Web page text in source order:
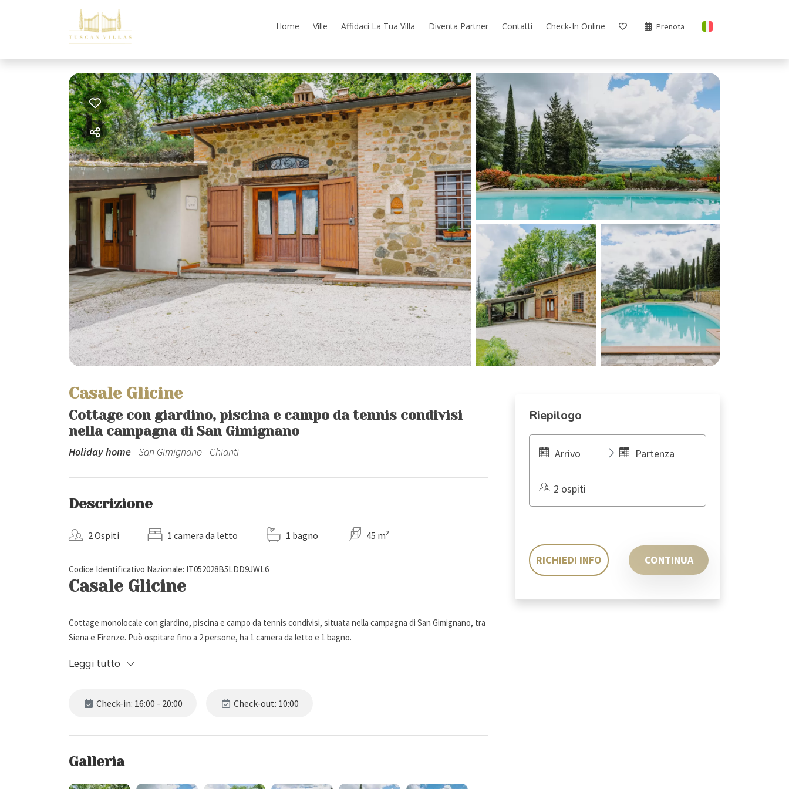
Home Ville Affidaci La Tua Villa Diventa Partner Contatti Check-In Online Prenota
Casale Glicine
Cottage con giardino, piscina e campo da tennis condivisi
nella campagna di San Gimignano
Holiday home- San Gimignano - Chianti
Descrizione
2 Ospiti 1 camera da letto 1 bagno 45 m2
Codice Identificativo Nazionale: IT052028B5LDD9JWL6
Casale Glicine
Cottage monolocale con giardino, piscina e campo da tennis condivisi, situata nella campagna di San Gimignano, tra
Siena e Firenze. Può ospitare fino a 2 persone, ha 1 camera da letto e 1 bagno.
Descrizione Esterna
Casale Glicine fa parte di una proprietà immersa nella campagna di San Gimignano, circondata dal bosco e formata
una piscina, il parco con prato e vari spazi esterni tra cui un campo da tennis e un bocciodromo (utilizzabili
La piscina (6 x 14 m) è aperta da Maggio a fine Ottobre ed è attrezzata con: lettini, ombrelloni e doccia esterna (a
Leggi tutto
Check-in: 16:00 - 20:00 Check-out: 10:00
Galleria
Riepilogo
Arrivo Partenza
2 ospiti
RICHIEDI INFO CONTINUA